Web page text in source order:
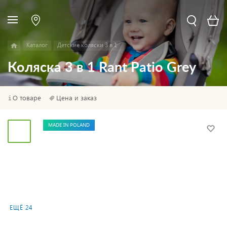
Каталог Детские коляски 3 в 1
Коляска 3 в 1 Rant Patio Grey
О товаре Цена и заказ
ЕЩЁ 24
MADE IN POLAND